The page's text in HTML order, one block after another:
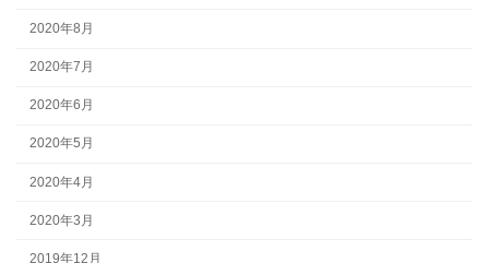
2020年8月
2020年7月
2020年6月
2020年5月
2020年4月
2020年3月
2019年12月